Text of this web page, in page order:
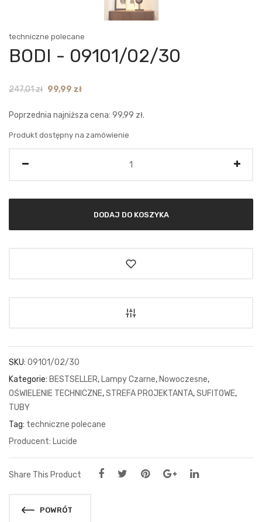
techniczne polecane
BODI - 09101/02/30
247,01zł Original
was:
247,01 zł.
99,99 złCurrent
is:
99,99 zł.
Poprzednia najniższa cena: 99,99 zł.
Produkt dostępny na zamówienie
DODAJ DO KOSZYKA
SKU: 09101/02/30
Kategorie: BESTSELLER, Lampy Czarne, Nowoczesne,
OŚWIELENIE TECHNICZNE,STREFA PROJEKTANTA,SUFITOWE,
TUBY
Tag: techniczne polecane
Lucide
Share This Product
POWRÓT